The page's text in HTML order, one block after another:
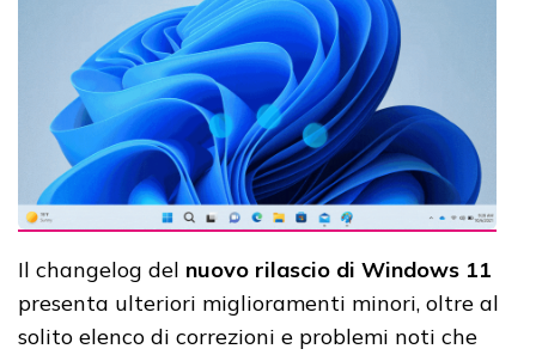
Il changelog del nuovo rilascio di Windows 11
presenta ulteriori miglioramenti minori, oltre al
solito elenco di correzioni e problemi noti che